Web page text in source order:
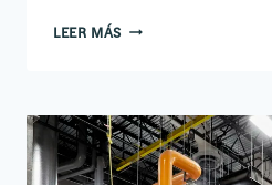
LEER MÁS TERMINAL DE